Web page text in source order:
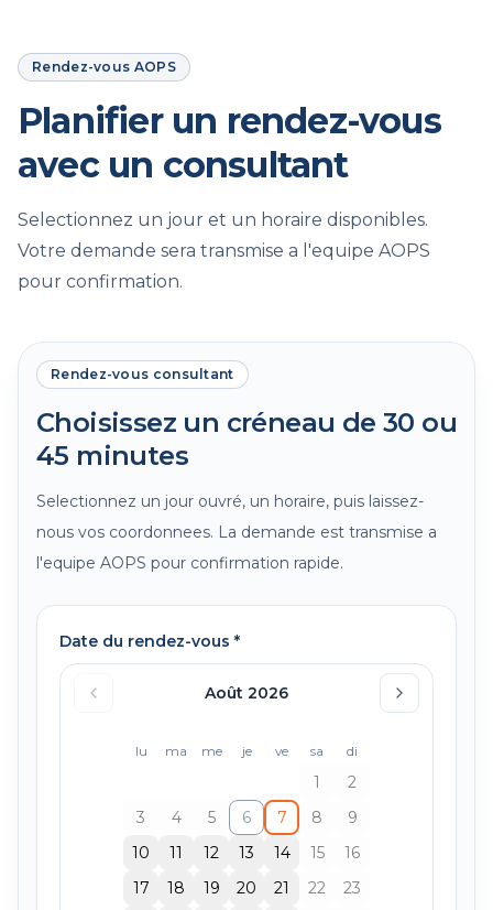
Rendez-vous AOPS
Planifier un rendez-vous
avec un consultant
Selectionnez un jour et un horaire disponibles.
Votre demande sera transmise a l'equipe AOPS
pour confirmation.
Rendez-vous consultant
Choisissez un créneau de 30 ou
45 minutes
Selectionnez un jour ouvré, un horaire, puis laissez-
nous vos coordonnees. La demande est transmise a
l'equipe AOPS pour confirmation rapide.
Date du rendez-vous *
Août 2026
lu ma me je ve sa di
1
2
3
4 5 6 7 8
9
10
11 12 13 14 15
16
17
18 19 20 21 22
23